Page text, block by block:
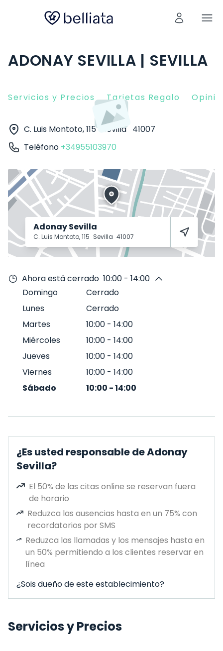
ADONAY SEVILLA | SEVILLA
Servicios y Precios Tarjetas Regalo
C. Luis Montoto, 115 Sevilla 41007
Teléfono +34955103970
Adonay Sevilla
C. Luis Montoto, 115 Sevilla 41007
Ahora está cerrado 10:00 - 14:00
Domingo
Cerrado
Lunes
Cerrado
Martes
10:00 - 14:00
Miércoles
10:00 - 14:00
Jueves
10:00 - 14:00
Viernes
10:00 - 14:00
Sábado
10:00 -14:00
¿Es usted responsable de Adonay
Sevilla?
El 50% de las citas online se reservan fuera
de horario
Reduzca las ausencias hasta en un 75% con
recordatorios por SMS
Reduzca las llamadas y los mensajes hasta en
un 50% permitiendo a los clientes reservar en
línea
¿Sois dueño de este establecimiento?
Servicios y Precios